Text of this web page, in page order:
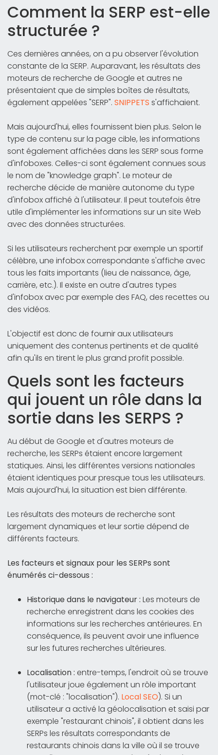
Comment la SERP est-elle
structurée ?
Ces dernières années, on a pu observer l'évolution
constante de la SERP. Auparavant, les résultats des
moteurs de recherche de Google et autres ne
présentaient que de simples boîtes de résultats,
également appelées "SERP". SNIPPETS s'affichaient.
Mais aujourd'hui, elles fournissent bien plus. Selon le
type de contenu sur la page cible, les informations
sont également affichées dans les SERP sous forme
d'infoboxes. Celles-ci sont également connues sous
le nom de "knowledge graph". Le moteur de
recherche décide de manière autonome du type
d'infobox affiché à l'utilisateur. Il peut toutefois être
utile d'implémenter les informations sur un site Web
avec des données structurées.
Si les utilisateurs recherchent par exemple un sportif
célèbre, une infobox correspondante s'affiche avec
tous les faits importants (lieu de naissance, âge,
carrière, etc.). Il existe en outre d'autres types
d'infobox avec par exemple des FAQ, des recettes ou
des vidéos.
L'objectif est donc de fournir aux utilisateurs
uniquement des contenus pertinents et de qualité
afin qu'ils en tirent le plus grand profit possible.
Quels sont les facteurs
qui jouent un rôle dans la
sortie dans les SERPS ?
Au début de Google et d'autres moteurs de
recherche, les SERPs étaient encore largement
statiques. Ainsi, les différentes versions nationales
étaient identiques pour presque tous les utilisateurs.
Mais aujourd'hui, la situation est bien différente.
Les résultats des moteurs de recherche sont
largement dynamiques et leur sortie dépend de
différents facteurs.
Les facteurs et signaux pour les SERPs sont
énumérés ci-dessous :
Historique dans le navigateur : Les moteurs de
recherche enregistrent dans les cookies des
informations sur les recherches antérieures. En
conséquence, ils peuvent avoir une influence
sur les futures recherches ultérieures.
Localisation : entre-temps, l'endroit où se trouve
l'utilisateur joue également un rôle important
(mot-clé : "localisation"). Local SEO). Si un
utilisateur a activé la géolocalisation et saisi par
exemple "restaurant chinois", il obtient dans les
SERPs les résultats correspondants de
restaurants chinois dans la ville où il se trouve